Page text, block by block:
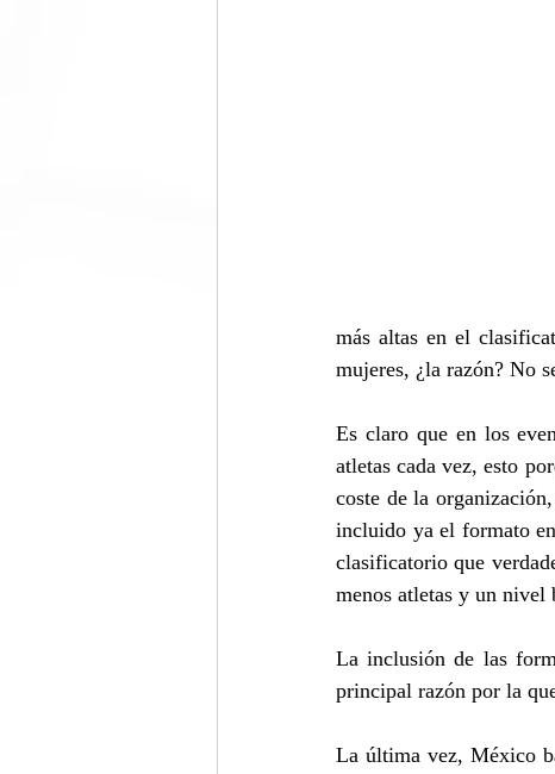
más altas en el
mujeres, ¿la razón? No
Es claro que en los
atletas cada vez, esto
coste de la
incluido ya el formato
clasificatorio que
menos atletas y un nivel
La inclusión de las
principal razón por la
La última vez, México